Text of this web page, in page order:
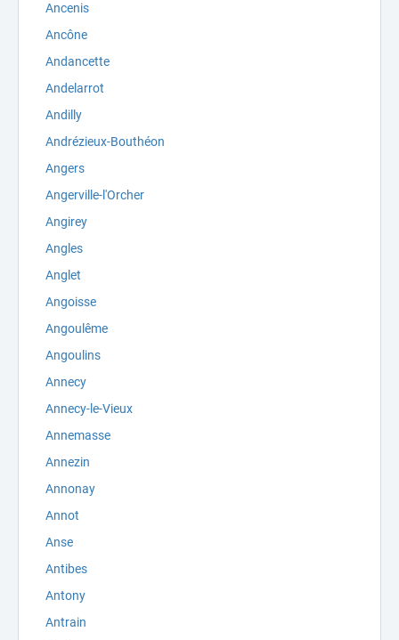
Ancenis
Ancône
Andancette
Andelarrot
Andilly
Andrézieux-Bouthéon
Angers
Angerville-l'Orcher
Angirey
Angles
Anglet
Angoisse
Angoulême
Angoulins
Annecy
Annecy-le-Vieux
Annemasse
Annezin
Annonay
Annot
Anse
Antibes
Antony
Antrain